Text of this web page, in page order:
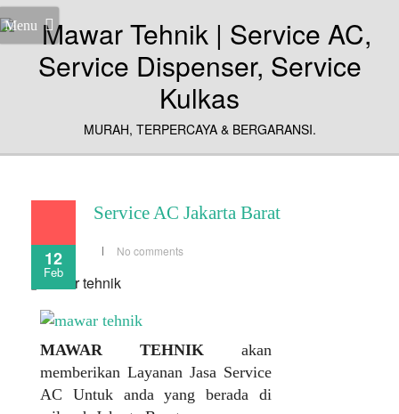
Menu
MURAH, TERPERCAYA & BERGARANSI.
12
Feb
Service AC Jakarta Barat
No comments
MAWAR TEHNIK akan
memberikan Layanan Jasa Service
AC Untuk anda yang berada di